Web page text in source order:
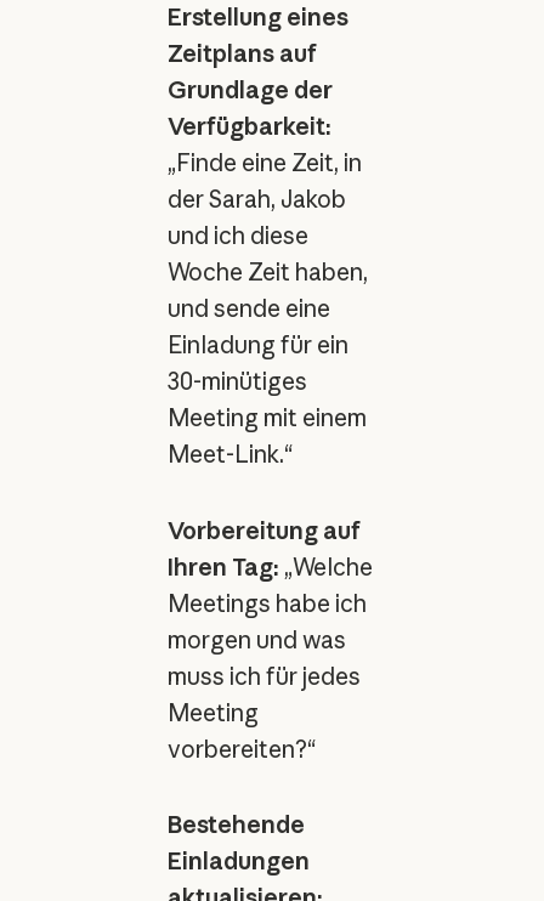
Erstellung eines
Zeitplans auf
Grundlage der
Verfügbarkeit:
„Finde eine Zeit, in
der Sarah, Jakob
und ich diese
Woche Zeit haben,
und sende eine
Einladung für ein
30-minütiges
Meeting mit einem
Meet-Link.“
Vorbereitung auf
Ihren Tag: „Welche
Meetings habe ich
morgen und was
muss ich für jedes
Meeting
vorbereiten?“
Bestehende
Einladungen